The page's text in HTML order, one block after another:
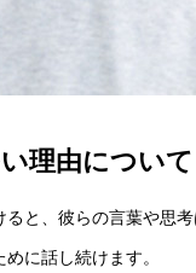
理由について
と、彼らの言葉や思
に話し続けます。